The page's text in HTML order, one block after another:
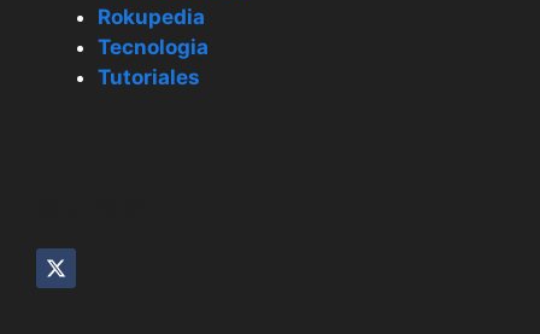
Rokupedia
Tecnologia
Tutoriales